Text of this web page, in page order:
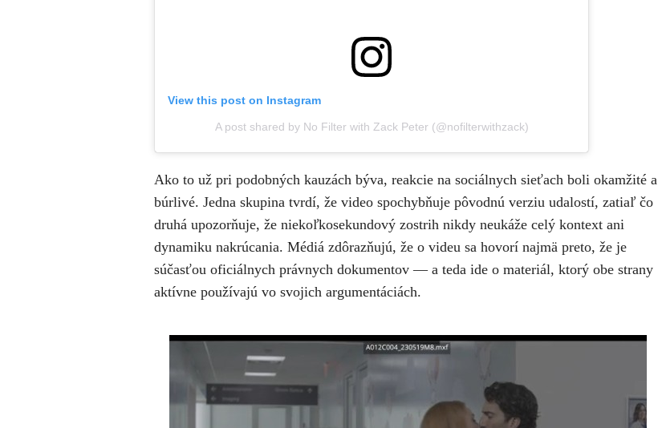
View this post on Instagram
A post shared by No Filter with Zack Peter (@nofilterwithzack)
Ako to už pri podobných kauzách býva, reakcie na sociálnych sieťach boli okamžité a
búrlivé. Jedna skupina tvrdí, že video spochybňuje pôvodnú verziu udalostí, zatiaľ čo
druhá upozorňuje, že niekoľkosekundový zostrih nikdy neukáže celý kontext ani
dynamiku nakrúcania. Médiá zdôrazňujú, že o videu sa hovorí najmä preto, že je
súčasťou oficiálnych právnych dokumentov — a teda ide o materiál, ktorý obe strany
aktívne používajú vo svojich argumentáciách.